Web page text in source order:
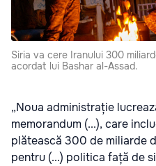
Siria va cere Iranului 300
acordat lui Bashar al-Assad.
„Noua administrație
memorandum (...), care
plătească 300 de miliarde
pentru (...) politica față de